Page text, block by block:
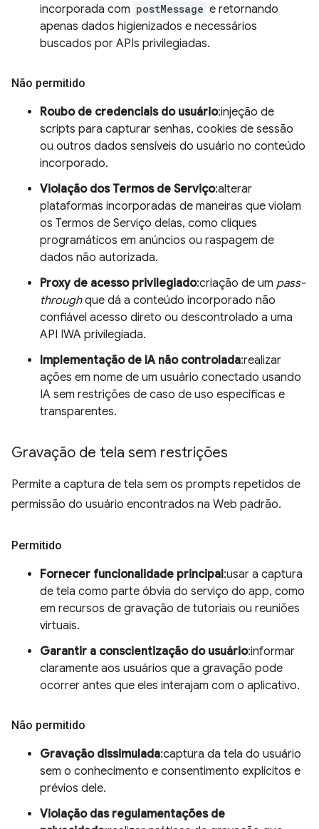
incorporada com postMessage e retornando
apenas dados higienizados e necessários
buscados por APIs privilegiadas.
Não permitido
Roubo de credenciais do usuário:injeção de
scripts para capturar senhas, cookies de sessão
ou outros dados sensíveis do usuário no conteúdo
incorporado.
Violação dos Termos de Serviço:alterar
plataformas incorporadas de maneiras que violam
os Termos de Serviço delas, como cliques
programáticos em anúncios ou raspagem de
dados não autorizada.
Proxy de acesso privilegiado:criação de um pass-
throughque dá a conteúdo incorporado não
confiável acesso direto ou descontrolado a uma
API IWA privilegiada.
Implementação de IA não controlada:realizar
ações em nome de um usuário conectado usando
IA sem restrições de caso de uso específicas e
transparentes.
Gravação de tela sem restrições
Permite a captura de tela sem os prompts repetidos de
permissão do usuário encontrados na Web padrão.
Permitido
Fornecer funcionalidade principal:usar a captura
de tela como parte óbvia do serviço do app, como
em recursos de gravação de tutoriais ou reuniões
virtuais.
Garantir a conscientização do usuário:informar
claramente aos usuários que a gravação pode
ocorrer antes que eles interajam com o aplicativo.
Não permitido
Gravação dissimulada:captura da tela do usuário
sem o conhecimento e consentimento explícitos e
prévios dele.
Violação das regulamentações de